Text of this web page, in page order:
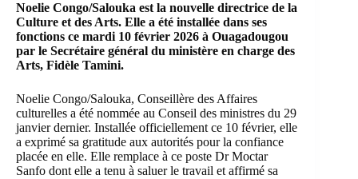
Noelie Congo/Salouka est la nouvelle directrice de la
Culture et des Arts. Elle a été installée dans ses
fonctions ce mardi 10 février 2026 à Ouagadougou
par le Secrétaire général du ministère en charge des
Arts, Fidèle Tamini.
Noelie Congo/Salouka, Conseillère des Affaires
culturelles a été nommée au Conseil des ministres du 29
janvier dernier. Installée officiellement ce 10 février, elle
a exprimé sa gratitude aux autorités pour la confiance
placée en elle. Elle remplace à ce poste Dr Moctar
Sanfo dont elle a tenu à saluer le travail et affirmé sa